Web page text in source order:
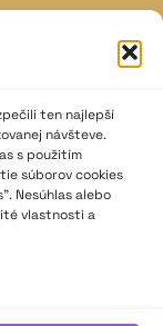
ten najlepší
návšteve.
s použitím
súborov cookies
Nesúhlas alebo
vlastnosti a